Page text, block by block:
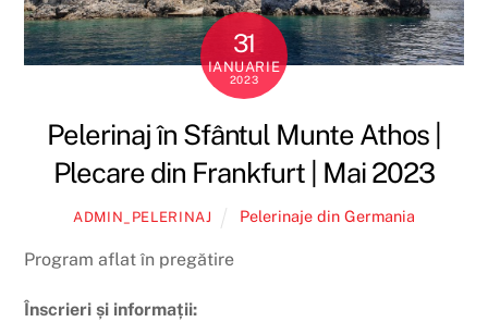
31
IANUARIE
2023
Pelerinaj în Sfântul Munte Athos |
Plecare din Frankfurt | Mai 2023
ADMIN_PELERINAJ Pelerinaje din Germania
Program aflat în pregătire
Înscrieri și informații: